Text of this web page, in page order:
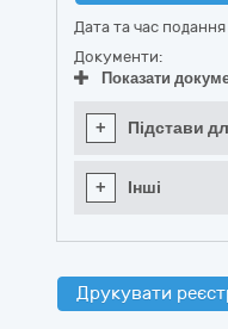
Дата та час подання
Документи:
Показати
+ Підстави
+ Інші
Друкувати